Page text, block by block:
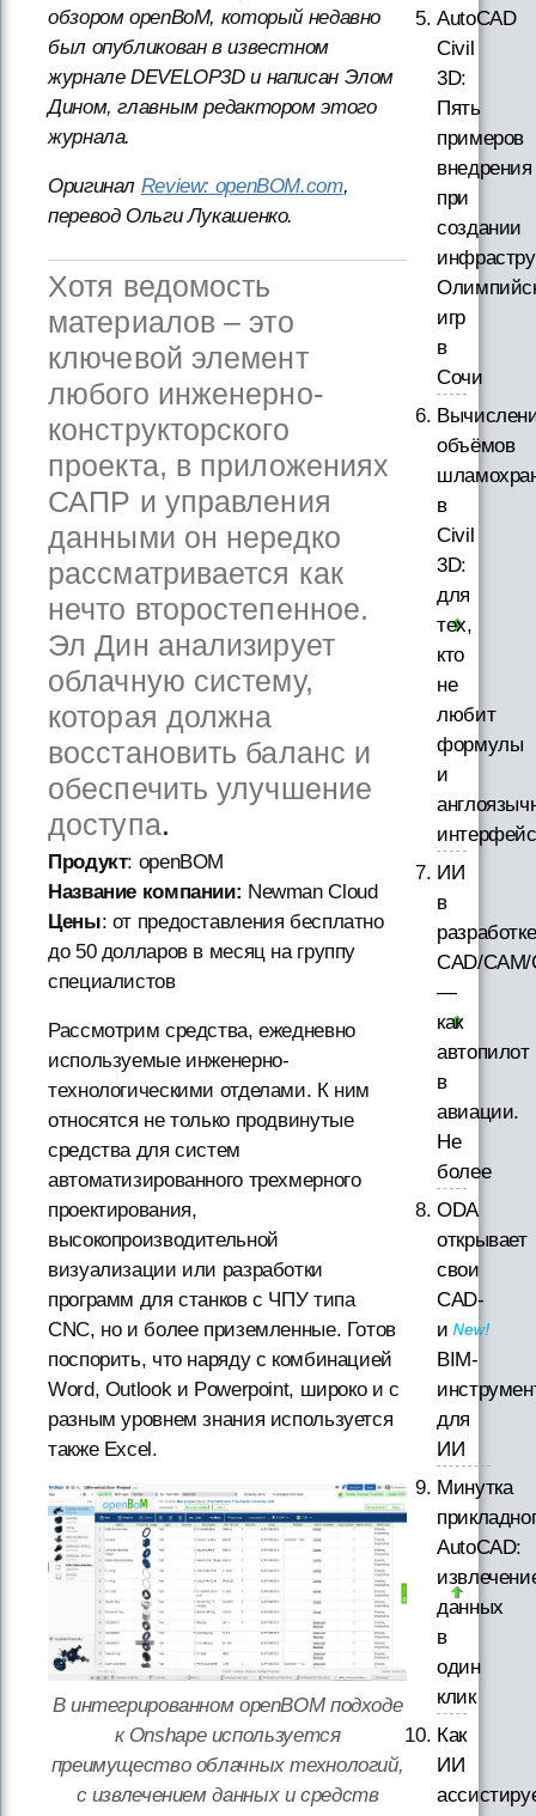
обзором openBoM, который недавно
был опубликован в известном
журнале DEVELOP3D и написан Элом
Дином, главным редактором этого
журнала.
Оригинал Review: openBOM.com,
перевод Ольги Лукашенко.
Хотя ведомость
материалов – это
ключевой элемент
любого инженерно-
конструкторского
проекта, в приложениях
САПР и управления
данными он нередко
рассматривается как
нечто второстепенное.
Эл Дин анализирует
облачную систему,
которая должна
восстановить баланс и
обеспечить улучшение
доступа.
Продукт: openBOM
Название компании: Newman Cloud
Цены: от предоставления бесплатно
до 50 долларов в месяц на группу
специалистов
Рассмотрим средства, ежедневно
используемые инженерно-
технологическими отделами. К ним
относятся не только продвинутые
средства для систем
автоматизированного трехмерного
проектирования,
высокопроизводительной
визуализации или разработки
программ для станков с ЧПУ типа
CNC, но и более приземленные. Готов
поспорить, что наряду с комбинацией
Word, Outlook и Powerpoint, широко и с
разным уровнем знания используется
также Excel.
В интегрированном openBOM подходе
к Onshape используется
преимущество облачных технологий,
с извлечением данных и средств
AutoCAD
Civil
3D:
Пять
примеров
внедрения
при
создании
игр
в
Сочи
объёмов
в
Civil
3D:
для
тех,
кто
не
любит
формулы
и
ИИ
в
разработке
CAD/
—
как
автопилот
в
авиации.
Не
более
ODA
открывает
свои
CAD-
и
BIM-
для
ИИ
Минутка
AutoCAD:
данных
в
один
клик
Как
ИИ